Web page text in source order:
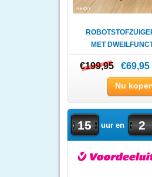
MET
DOCKING..
€199,95
€199,95 €69,95
Nu
15 uur en 2